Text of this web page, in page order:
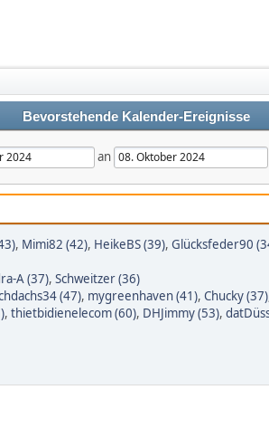
Bevorstehende Kalender-Ereignisse
an
, Mimi82 (42), HeikeBS (39), Glücksfeder90
A (37), Schweitzer (36)
(47), mygreenhaven (41), Chucky (37)
, thietbidienelecom (60), DHJimmy (53),